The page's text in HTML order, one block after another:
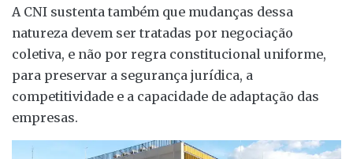
A CNI sustenta também que mudanças dessa
natureza devem ser tratadas por negociação
coletiva, e não por regra constitucional uniforme,
para preservar a segurança jurídica, a
competitividade e a capacidade de adaptação das
empresas.